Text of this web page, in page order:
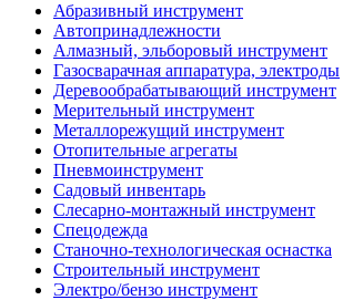
Абразивный инструмент
Автопринадлежности
Алмазный, эльборовый инструмент
Газосварачная аппаратура, электроды
Деревообрабатывающий инструмент
Мерительный инструмент
Металлорежущий инструмент
Отопительные агрегаты
Пневмоинструмент
Садовый инвентарь
Слесарно-монтажный инструмент
Спецодежда
Станочно-технологическая оснастка
Строительный инструмент
Электро/бензо инструмент